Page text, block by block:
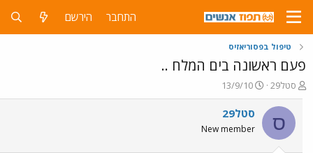
התחבר הירשם
טיפול בפסוריאזיס
פעם ראשונה בים המלח ..
פ
ו
ת
ח
ה
סטל29
פ
ו
ר
ם
13/9/10
ס סטל29
New member